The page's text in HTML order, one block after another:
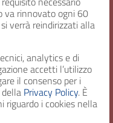
va rinnovato ogni 60
verrà reindirizzati alla
analytics e di
accetti l’utilizzo
il consenso per i
Privacy Policy. È
riguardo i cookies nella
della Battaglia di
: 1923
b. 438 f. VI.3/1